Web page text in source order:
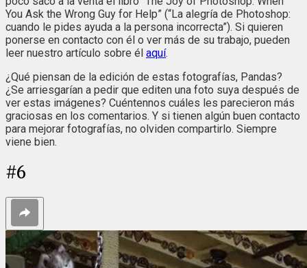
You Ask the Wrong Guy for Help” (“La alegría de Photoshop:
cuando le pides ayuda a la persona incorrecta”). Si quieren
ponerse en contacto con él o ver más de su trabajo, pueden
leer nuestro artículo sobre él aquí.
¿Qué piensan de la edición de estas fotografías, Pandas?
¿Se arriesgarían a pedir que editen una foto suya después de
ver estas imágenes? Cuéntennos cuáles les parecieron más
graciosas en los comentarios. Y si tienen algún buen contacto
para mejorar fotografías, no olviden compartirlo. Siempre
viene bien.
#6